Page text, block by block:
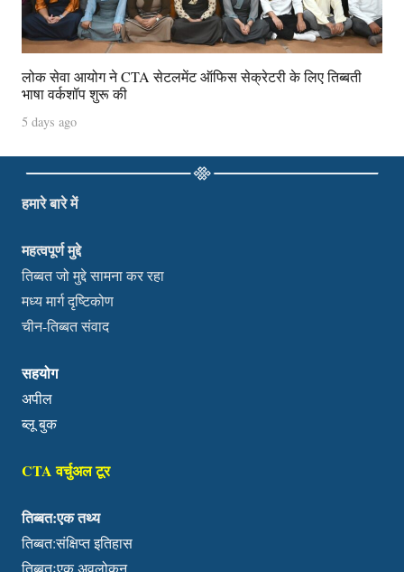
लोक सेवा आयोग ने CTA सेटलमेंट ऑफिस सेक्रेटरी के लिए तिब्बती
भाषा वर्कशॉप शुरू की
5 days ago
हमारे बारे में
महत्वपूर्ण मुद्दे
तिब्बत जो मुद्दे सामना कर रहा
मध्य मार्ग दृष्टिकोण
चीन-तिब्बत संवाद
सहयोग
अपील
ब्लू बुक
CTA वर्चुअल टूर
तिब्बत:एक तथ्य
तिब्बत:संक्षिप्त इतिहास